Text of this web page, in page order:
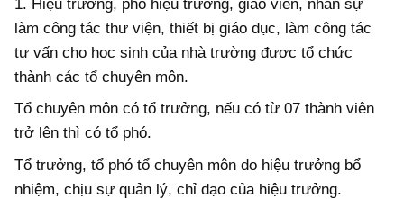
1. Hiệu trưởng, phó hiệu trưởng, giáo viên, nhân sự
làm công tác thư viện, thiết bị giáo dục, làm công tác
tư vấn cho học sinh của nhà trường được tổ chức
thành các tổ chuyên môn.
Tổ chuyên môn có tổ trưởng, nếu có từ 07 thành viên
trở lên thì có tổ phó.
Tổ trưởng, tổ phó tổ chuyên môn do hiệu trưởng bổ
nhiệm, chịu sự quản lý, chỉ đạo của hiệu trưởng.